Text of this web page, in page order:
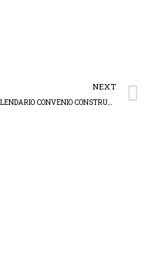
NEXT
CALENDARIO CONVENIO CONSTRUCCIÓN CANTABRIA 2025